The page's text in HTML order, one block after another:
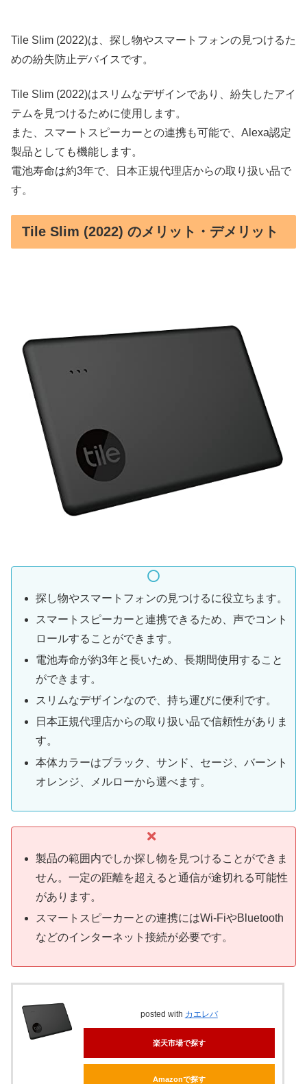
Tile Slim (2022)は、探し物やスマートフォンの見つけるた
めの紛失防止デバイスです。
Tile Slim (2022)はスリムなデザインであり、紛失したアイ
テムを見つけるために使用します。
また、スマートスピーカーとの連携も可能で、Alexa認定
製品としても機能します。
電池寿命は約3年で、日本正規代理店からの取り扱い品で
す。
Tile Slim (2022) のメリット・デメリット
探し物やスマートフォンの見つけるに役立ちます。
スマートスピーカーと連携できるため、声でコント
ロールすることができます。
電池寿命が約3年と長いため、長期間使用すること
ができます。
スリムなデザインなので、持ち運びに便利です。
日本正規代理店からの取り扱い品で信頼性がありま
す。
本体カラーはブラック、サンド、セージ、バーント
オレンジ、メルローから選べます。
製品の範囲内でしか探し物を見つけることができま
せん。一定の距離を超えると通信が途切れる可能性
があります。
スマートスピーカーとの連携にはWi-FiやBluetooth
などのインターネット接続が必要です。
posted with カエレバ
楽天市場で探す
Amazonで探す